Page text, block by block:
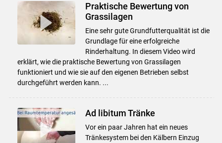
Praktische Bewertung von
Grassilagen
Eine sehr gute Grundfutterqualität ist die
Grundlage für eine erfolgreiche
Rinderhaltung. In diesem Video wird
erklärt, wie die praktische Bewertung von Grassilagen
funktioniert und wie sie auf den eigenen Betrieben selbst
durchgeführt werden kann. ...
Ad libitum Tränke
Vor ein paar Jahren hat ein neues
Tränkesystem bei den Kälbern Einzug